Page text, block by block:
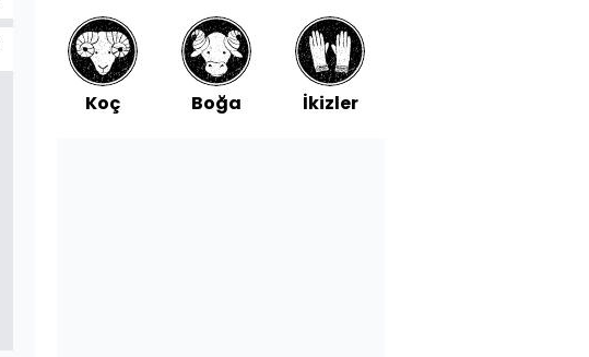
Koç Boğa İkizler